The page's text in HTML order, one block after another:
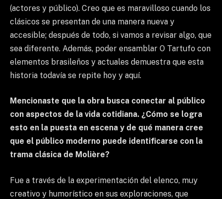
(actores y público). Creo que es maravilloso cuando los
clásicos se presentan de una manera nueva y
accesible; después de todo, si vamos a revisar algo, que
sea diferente. Además, poder ensamblar O Tartufo con
elementos brasileños y actuales demuestra que esta
historia todavía se repite hoy y aquí.
Mencionaste que la obra busca conectar al público
con aspectos de la vida cotidiana. ¿Cómo se logra
esto en la puesta en escena y de qué manera cree
que el público moderno puede identificarse con la
trama clásica de Molière?
Fue a través de la experimentación del elenco, muy
creativo y humorístico en sus exploraciones, que